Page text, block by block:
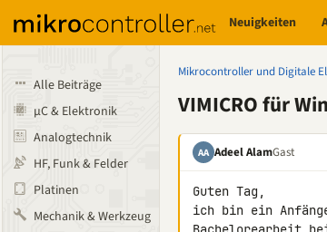
Neuigkeiten
Alle Beiträge
µC & Elektronik
Analogtechnik
HF, Funk & Felder
Platinen
Mechanik & Werkzeug
Mikrocontroller und Digitale
VIMICRO für
AA Adeel AlamGast
Guten Tag,
ich bin ein